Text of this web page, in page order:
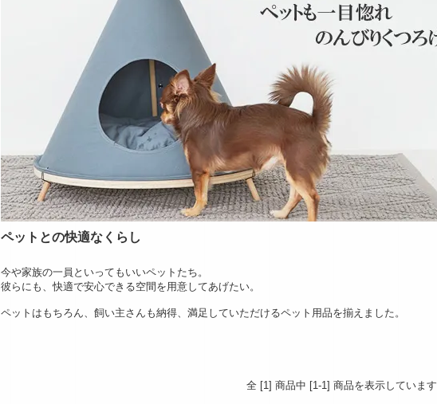
ペットとの快適なくらし
今や家族の一員といってもいいペットたち。
彼らにも、快適で安心できる空間を用意してあげたい。
ペットはもちろん、飼い主さんも納得、満足していただけるペット用品を揃えました。
全 [1] 商品中 [1-1] 商品を表示しています